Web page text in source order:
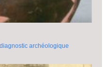
archéologique